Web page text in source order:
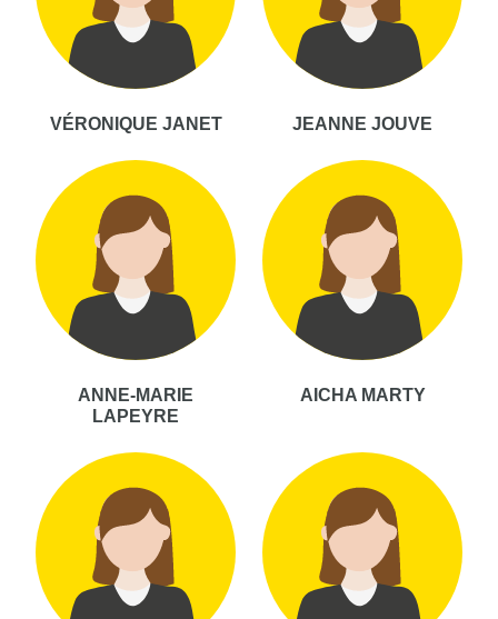
VÉRONIQUE JANET JEANNE JOUVE
ANNE-MARIE
LAPEYRE
AICHA MARTY